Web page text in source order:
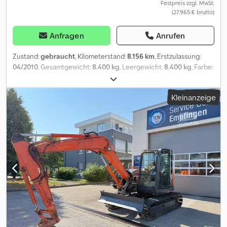
Festpreis zzgl. MwSt.
(27.965 € brutto)
Anfragen Anrufen
Zustand:gebraucht, Kilometerstand:8.156 km, Erstzulassung:
04/2010, Gesamtgewicht:8.400 kg, Leergewicht:8.400 kg, Farbe:
, Kraftstoff:
Diesel, Emissionsklasse:keine, Baujahr:2010, Betriebsstunden:
8.156 h
Sonstige,
Fahrerkabine:
, Betriebsgewicht:8.400 kg, Hubhöhe:
6.200 mm
, Ausstattung:Allradantrieb, Beleuchtung, Fahrgestell,
Gummiketten, Hydraulik, Kabine, Klimaanlage, Kopfschutz,
Nebelscheinwerfer, Traktionskontrolle, Zusatzscheinwerfer,
verstellbarer Ausleger, Hitachi ZX85USBLC-3
Kompakt/Ketten/Mobilbagger * Vollkabine *
Seitenknickausleger * Planierschild * Klimaautomatik *
Sitzheizung * Radio * 135 L Tank * Kettenbreite 45 *
Überlastüberwachung * Eigengewicht: 8.400 kg * Motor Power
39.4 kW - 54 PS * diverse Arbeitsscheinwerfer * Zusatzhydraulik
für Schwenklöffel * Motorhersteller: ISUZU 39,4 KW * Video-
Kleinanzeige